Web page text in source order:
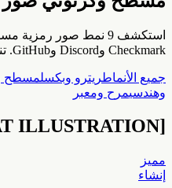
Checkmark وDiscord وGitHub. تنزيل مجاني، لا حاجة للتسجيل.
جميع الأنماطريترو وبكسلمسطح
وهندسيمرح ومعبر
[
ILLUSTRATION
مميز
إنشاء